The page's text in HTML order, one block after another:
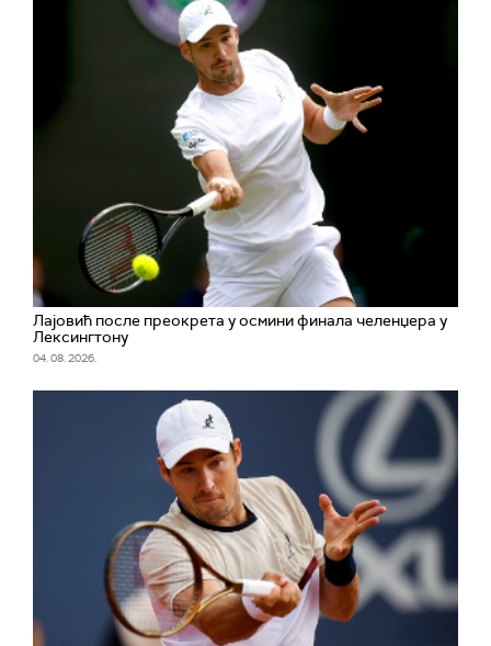
Лајовић после преокрета у осмини финала челенџера у
Лексингтону
04. 08. 2026.